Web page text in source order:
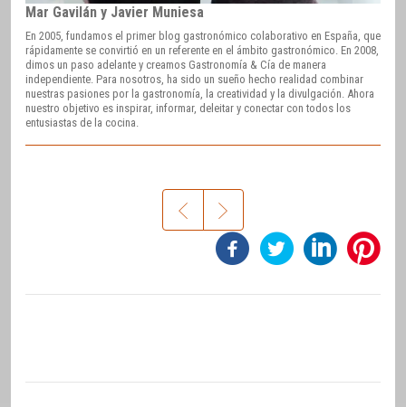
Mar Gavilán y Javier Muniesa
En 2005, fundamos el primer blog gastronómico colaborativo en España, que
rápidamente se convirtió en un referente en el ámbito gastronómico. En 2008,
dimos un paso adelante y creamos Gastronomía & Cía de manera
independiente. Para nosotros, ha sido un sueño hecho realidad combinar
nuestras pasiones por la gastronomía, la creatividad y la divulgación. Ahora
nuestro objetivo es inspirar, informar, deleitar y conectar con todos los
entusiastas de la cocina.